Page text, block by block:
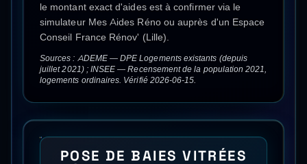
le montant exact d'aides est à confirmer via le
simulateur Mes Aides Réno ou auprès d'un Espace
Conseil France Rénov' (Lille).
Sources : ADEME — DPE Logements existants (depuis
juillet 2021) ; INSEE — Recensement de la population 2021,
logements ordinaires. Vérifié 2026-06-15.
POSE DE BAIES VITRÉES